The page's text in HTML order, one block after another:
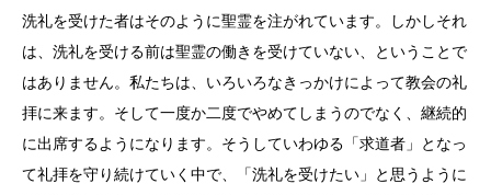
洗礼を受けた者はそのように聖霊を注がれています。しかしそれ
は、洗礼を受ける前は聖霊の働きを受けていない、ということで
はありません。私たちは、いろいろなきっかけによって教会の礼
拝に来ます。そして一度か二度でやめてしまうのでなく、継続的
に出席するようになります。そうしていわゆる「求道者」となっ
て礼拝を守り続けていく中で、「洗礼を受けたい」と思うように